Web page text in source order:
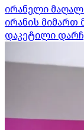
ირანელი
ირანის მიმართ
დაკეტილი